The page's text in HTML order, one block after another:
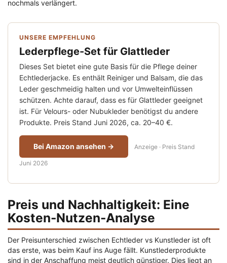
nochmals verlängert.
UNSERE EMPFEHLUNG
Lederpflege-Set für Glattleder
Dieses Set bietet eine gute Basis für die Pflege deiner
Echtlederjacke. Es enthält Reiniger und Balsam, die das
Leder geschmeidig halten und vor Umwelteinflüssen
schützen. Achte darauf, dass es für Glattleder geeignet
ist. Für Velours- oder Nubukleder benötigst du andere
Produkte. Preis Stand Juni 2026, ca. 20–40 €.
Bei Amazon ansehen → Anzeige · Preis Stand
Juni 2026
Preis und Nachhaltigkeit: Eine
Kosten-Nutzen-Analyse
Der Preisunterschied zwischen Echtleder vs Kunstleder ist oft
das erste, was beim Kauf ins Auge fällt. Kunstlederprodukte
sind in der Anschaffung meist deutlich günstiger. Dies liegt an